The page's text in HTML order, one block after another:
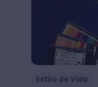
Estilo de Vida